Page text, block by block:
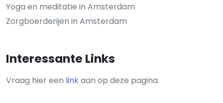
Yoga en meditatie in Amsterdam
Zorgboerderijen in Amsterdam
Interessante Links
Vraag hier een linkaan op deze pagina.